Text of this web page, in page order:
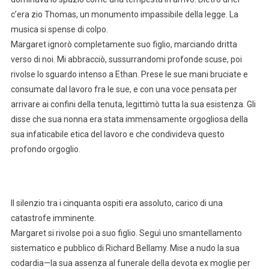
c’era zio Thomas, un monumento impassibile della legge. La
musica si spense di colpo.
Margaret ignorò completamente suo figlio, marciando dritta
verso di noi. Mi abbracciò, sussurrandomi profonde scuse, poi
rivolse lo sguardo intenso a Ethan. Prese le sue mani bruciate e
consumate dal lavoro fra le sue, e con una voce pensata per
arrivare ai confini della tenuta, legittimò tutta la sua esistenza. Gli
disse che sua nonna era stata immensamente orgogliosa della
sua infaticabile etica del lavoro e che condivideva questo
profondo orgoglio.
Il silenzio tra i cinquanta ospiti era assoluto, carico di una
catastrofe imminente.
Margaret si rivolse poi a suo figlio. Seguì uno smantellamento
sistematico e pubblico di Richard Bellamy. Mise a nudo la sua
codardia—la sua assenza al funerale della devota ex moglie per